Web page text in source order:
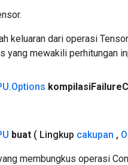
keluaran dari operasi
yang mewakili perhitungan
.Options kompilasiFailure
buat ( Lingkup cakupan ,
membungkus operasi